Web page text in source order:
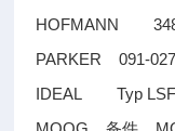
HOFMANN
PARKER 091-
IDEAL Typ